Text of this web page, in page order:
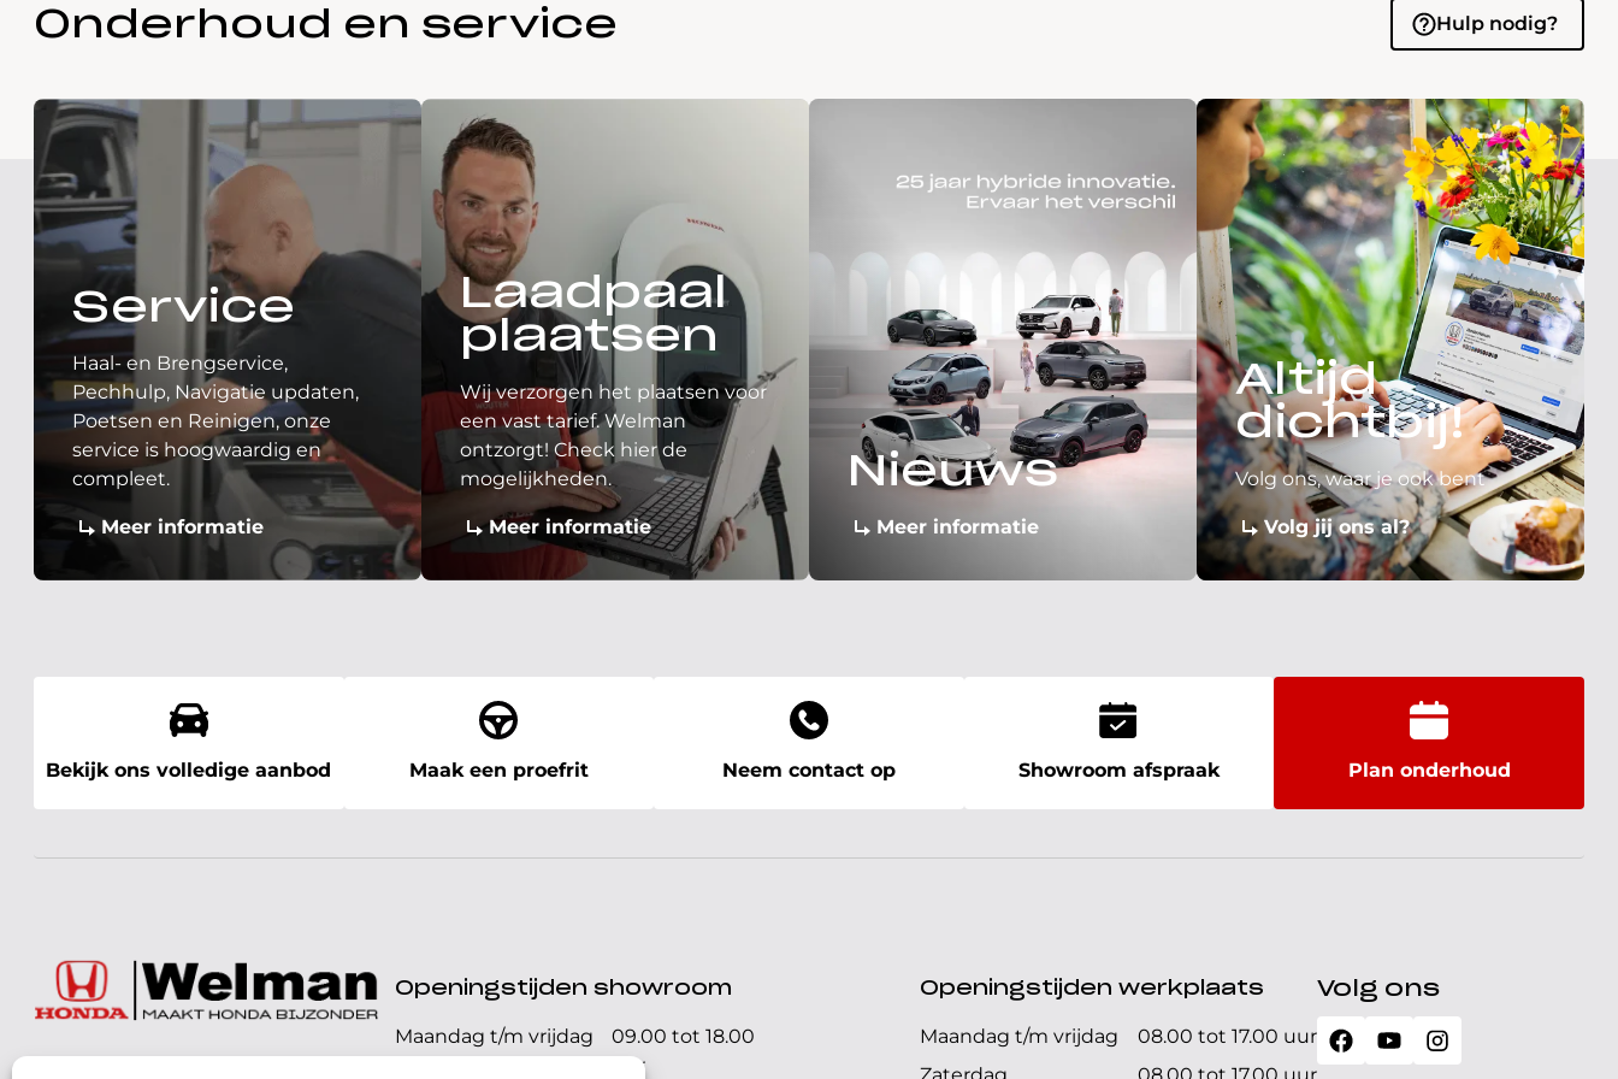
Onderhoud en service Hulp nodig?
Service
Haal- en Brengservice,
Pechhulp, Navigatie updaten,
Poetsen en Reinigen, onze
service is hoogwaardig en
compleet.
Meer informatie
Laadpaal
plaatsen
Wij verzorgen het plaatsen voor
een vast tarief. Welman
ontzorgt! Check hier de
mogelijkheden.
Meer informatie
Nieuws
Meer informatie
Altijd
dichtbij!
Volg ons, waar je ook bent
Volg jij ons al?
Bekijk ons volledige aanbod Maak een proefrit Neem contact op Showroom afspraak Plan onderhoud
Openingstijden showroom
Maandag t/m vrijdag
09.00 tot 18.00
uur
Openingstijden werkplaats
Maandag t/m vrijdag
08.00 tot 17.00 uur
Volg ons